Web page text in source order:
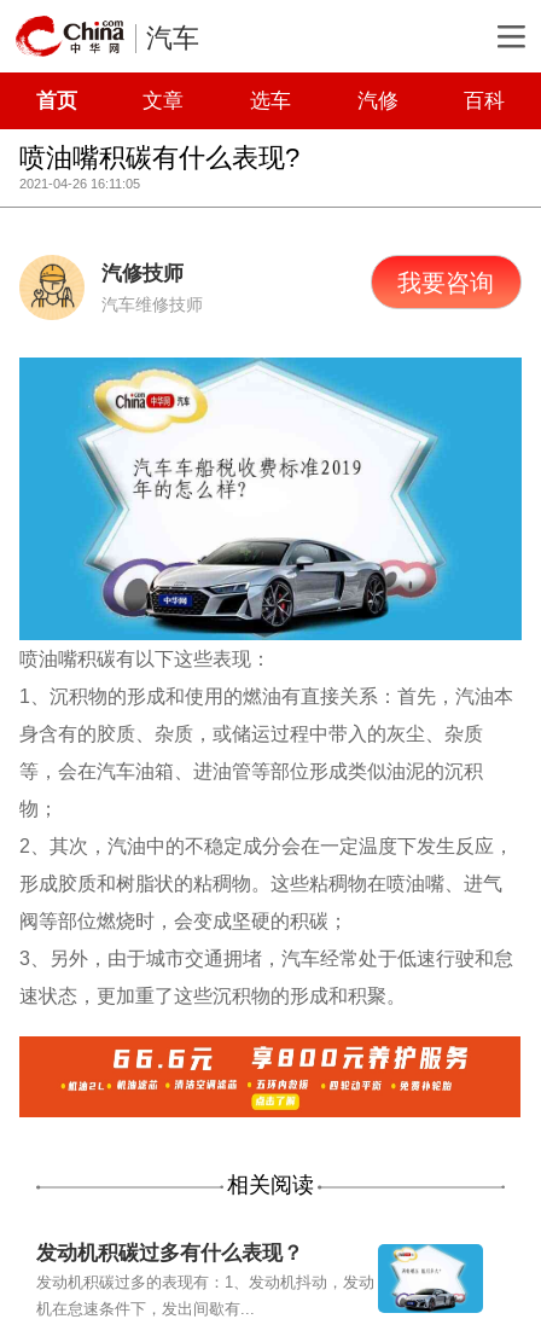
汽车
首页 文章 选车 汽修 百科
喷油嘴积碳有什么表现?
2021-04-26 16:11:05
汽修技师
汽车维修技师
我要咨询
喷油嘴积碳有以下这些表现：
1、沉积物的形成和使用的燃油有直接关系：首先，汽油本
身含有的胶质、杂质，或储运过程中带入的灰尘、杂质
等，会在汽车油箱、进油管等部位形成类似油泥的沉积
物；
2、其次，汽油中的不稳定成分会在一定温度下发生反应，
形成胶质和树脂状的粘稠物。这些粘稠物在喷油嘴、进气
阀等部位燃烧时，会变成坚硬的积碳；
3、另外，由于城市交通拥堵，汽车经常处于低速行驶和怠
速状态，更加重了这些沉积物的形成和积聚。
相关阅读
发动机积碳过多有什么表现？
发动机积碳过多的表现有：1、发动机抖动，发动
机在怠速条件下，发出间歇有...